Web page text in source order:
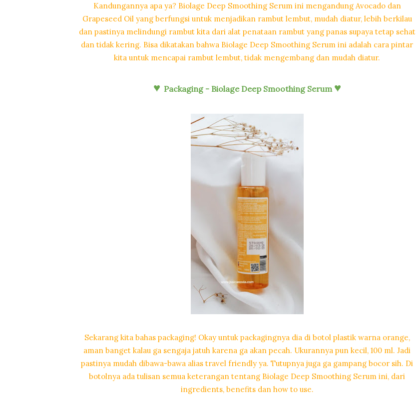
Kandungannya apa ya? Biolage Deep Smoothing Serum ini mengandung Avocado dan
Grapeseed Oil yang berfungsi untuk menjadikan rambut lembut, mudah diatur, lebih berkilau
dan pastinya melindungi rambut kita dari alat penataan rambut yang panas supaya tetap sehat
dan tidak kering. Bisa dikatakan bahwa Biolage Deep Smoothing Serum ini adalah cara pintar
kita untuk mencapai rambut lembut, tidak mengembang dan mudah diatur.
♥ Packaging - Biolage Deep Smoothing Serum ♥
Sekarang kita bahas packaging! Okay untuk packagingnya dia di botol plastik warna orange,
aman banget kalau ga sengaja jatuh karena ga akan pecah. Ukurannya pun kecil, 100 ml. Jadi
pastinya mudah dibawa-bawa alias travel friendly ya. Tutupnya juga ga gampang bocor sih. Di
botolnya ada tulisan semua keterangan tentang Biolage Deep Smoothing Serum ini, dari
ingredients, benefits dan how to use.